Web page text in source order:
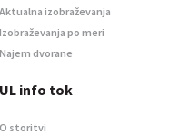
Aktualna izobraževanja
Izobraževanja po meri
Najem dvorane
UL info tok
O storitvi